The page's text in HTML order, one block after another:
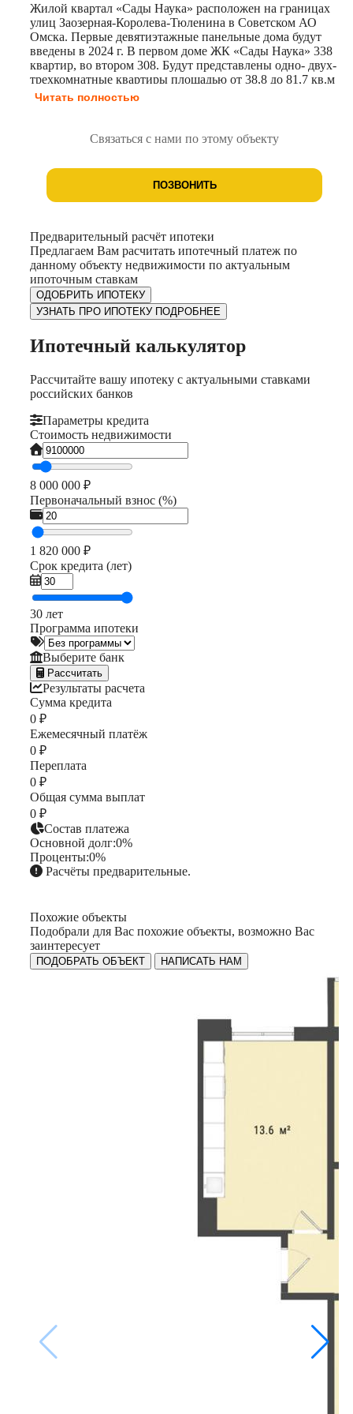
Жилой квартал «Сады Наука» расположен на границах
улиц Заозерная-Королева-Тюленина в Советском АО
Омска. Первые девятиэтажные панельные дома будут
введены в 2024 г. В первом доме ЖК «Сады Наука» 338
квартир, во втором 308. Будут представлены одно- двух-
трехкомнатные квартиры площадью от 38,8 до 81,7 кв.м
с отделкой под ключ. Преимущества ЖК Сады Наука:
поликлиники, кинотеатр и магазины; -закрытая
спортивной площадками; -транспортная доступность: в
нескольких минутах ходьбы — остановка
точку города.
Читать полностью
Связаться с нами по этому объекту
ПОЗВОНИТЬ
Предварительный расчёт ипотеки
Предлагаем Вам расчитать ипотечный платеж по
данному объекту недвижимости по актуальным
ипоточным ставкам
ОДОБРИТЬ ИПОТЕКУ
УЗНАТЬ ПРО ИПОТЕКУ ПОДРОБНЕЕ
Ипотечный калькулятор
Рассчитайте вашу ипотеку с актуальными ставками
российских банков
Параметры кредита
Стоимость недвижимости
8 000 000 ₽
Первоначальный взнос (%)
1 820 000 ₽
Срок кредита (лет)
30 лет
Программа ипотеки
Выберите банк
Рассчитать
Результаты расчета
Сумма кредита
0 ₽
Ежемесячный платёж
0 ₽
Переплата
0 ₽
Общая сумма выплат
0 ₽
Состав платежа
Основной долг:0%
Проценты:0%
Расчёты предварительные.
Похожие объекты
Подобрали для Вас похожие объекты, возможно Вас
заинтересует
ПОДОБРАТЬ ОБЪЕКТ НАПИСАТЬ НАМ